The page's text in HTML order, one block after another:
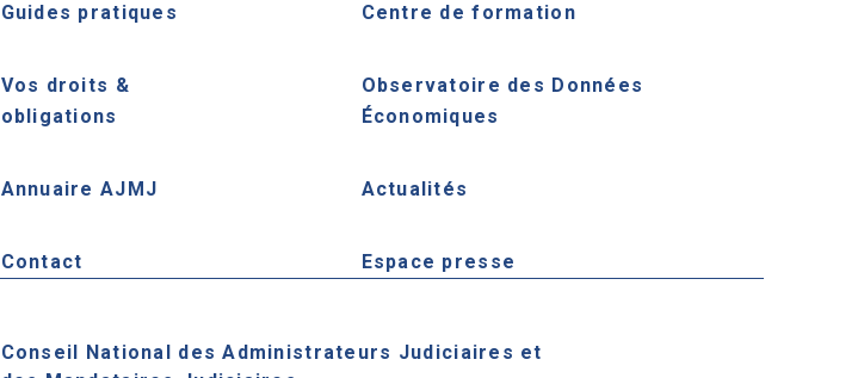
Guides pratiques
Vos droits &
obligations
Annuaire AJMJ
Contact
Centre de formation
Observatoire des Données
Économiques
Actualités
Espace presse
Conseil National des Administrateurs Judiciaires et